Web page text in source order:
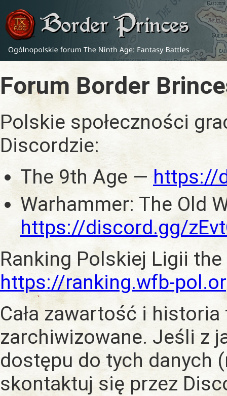
Forum Border
Polskie społeczności
Discordzie:
The 9th Age —https://
Warhammer: The Old
https://discord.gg/
Ranking Polskiej Ligii
https://ranking.wfb-
Cała zawartość i historia
zarchiwizowane. Jeśli z
dostępu do tych danych
skontaktuj się przez